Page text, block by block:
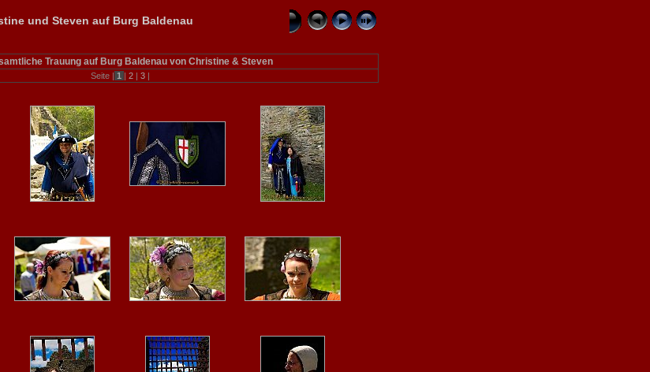
und Steven auf Burg Baldenau
Trauung auf Burg Baldenau von Christine & Steven
Seite | 1 | 2 | 3 |